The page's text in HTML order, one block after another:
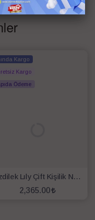
Kargo
Kargo
Ödeme
Özdilek Lıly Çift Kişilik Nevresim Takımı Lila Beyaz
2,365.00